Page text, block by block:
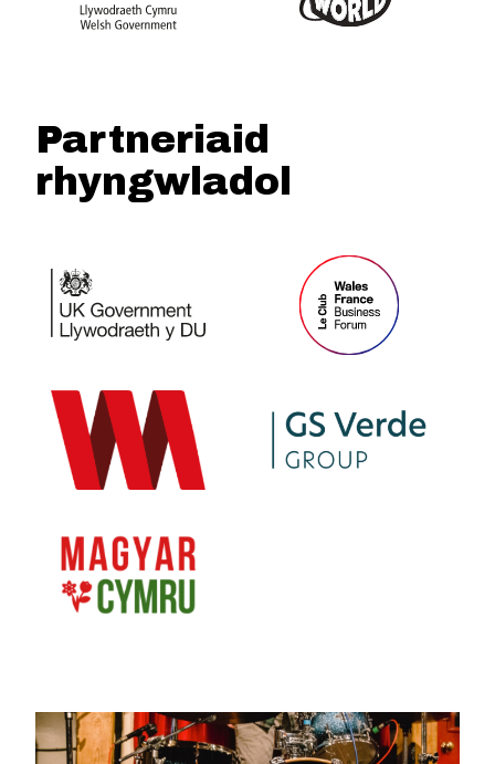
Partneriaid
rhyngwladol